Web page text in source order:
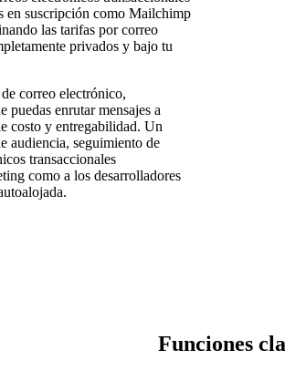
en suscripción como Mailchimp
las tarifas por correo
privados y bajo tu
correo electrónico,
enrutar mensajes a
costo y entregabilidad. Un
audiencia, seguimiento de
transaccionales
como a los desarrolladores
Funciones